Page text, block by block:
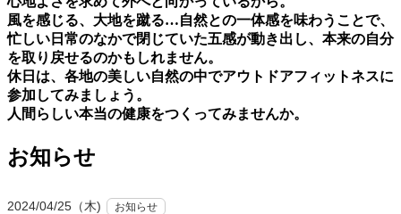
⾵を感じる、⼤地を蹴る…⾃然との⼀体感を味わうことで、
忙しい⽇常のなかで閉じていた五感が動き出し、本来の⾃分
を取り戻せるのかもしれません。
休⽇は、各地の美しい⾃然の中でアウトドアフィットネスに
参加してみましょう。
⼈間らしい本当の健康をつくってみませんか。
お知らせ
2024/04/25（木) お知らせ